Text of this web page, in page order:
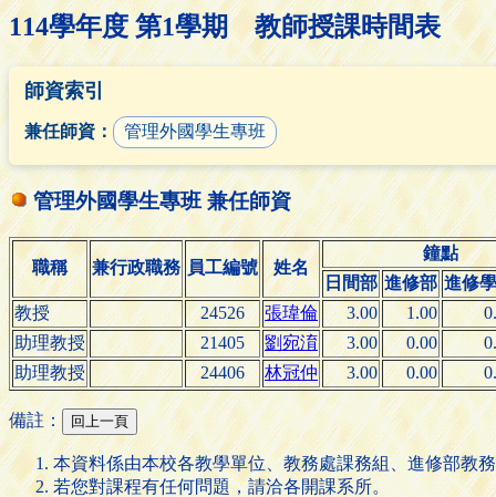
114學年度 第1學期 教師授課時間表
師資索引
兼任師資： 管理外國學生專班
管理外國學生專班 兼任師資
職稱 兼行政職務 員工編號 姓名
鐘點
日間部 進修部 進修
教授
24526 張瑋倫 3.00 1.00
助理教授
21405 劉宛淯 3.00 0.00
助理教授
24406 林冠仲 3.00 0.00
備註：
本資料係由本校各教學單位、教務處課務組、進修部教
若您對課程有任何問題，請洽各開課系所。